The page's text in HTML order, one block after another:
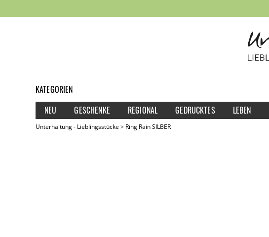
KATEGORIEN
NEU
GESCHENKE REGIONAL GEDRUCKTES LEBEN
Unterhaltung - Lieblingsstücke Ring Rain SILBER